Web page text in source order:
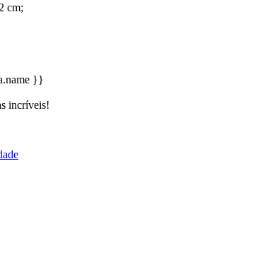
cm;
}}
incríveis!